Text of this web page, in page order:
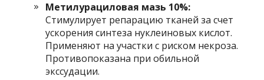
Метилурациловая мазь 10%:
Стимулирует репарацию тканей за счет
ускорения синтеза нуклеиновых кислот.
Применяют на участки с риском некроза.
Противопоказана при обильной
экссудации.